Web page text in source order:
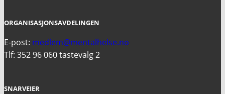
ORGANISASJONSAVDELINGEN
E-post: medlem@mentalhelse.no
Tlf: 352 96 060 tastevalg 2
SNARVEIER